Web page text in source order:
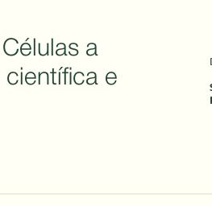
a
e